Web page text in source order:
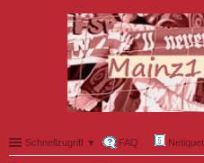
Schnellzugriff ▼ FAQ